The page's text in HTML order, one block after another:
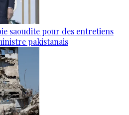
saoudite pour des entretiens
pakistanais